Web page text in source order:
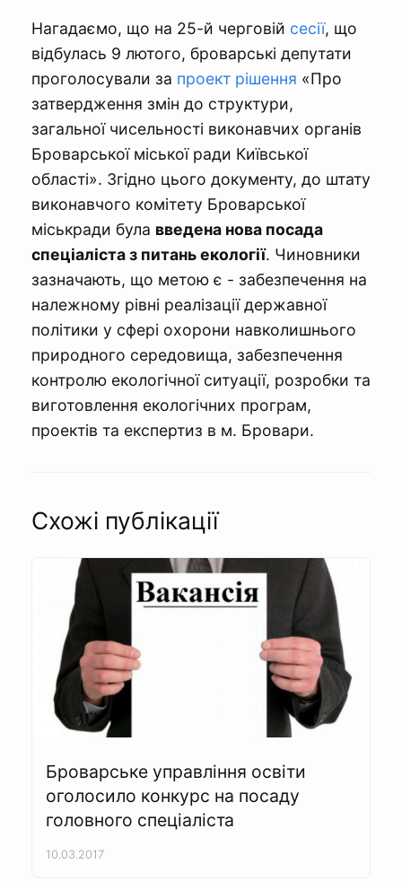
Нагадаємо, що на 25-й черговій сесії, що
відбулась 9 лютого, броварські депутати
проголосували за проект рішення «Про
затвердження змін до структури,
загальної чисельності виконавчих органів
Броварської міської ради Київської
області». Згідно цього документу, до штату
виконавчого комітету Броварської
міськради була введена нова посада
спеціаліста з питань екології. Чиновники
зазначають, що метою є - забезпечення на
належному рівні реалізації державної
політики у сфері охорони навколишнього
природного середовища, забезпечення
контролю екологічної ситуації, розробки та
виготовлення екологічних програм,
проектів та експертиз в м. Бровари.
Схожі публікації
Броварське управління освіти
оголосило конкурс на посаду
головного спеціаліста
10.03.2017